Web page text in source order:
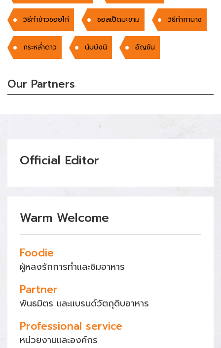
วิธีทำข้าวซอยไก่ ซอสเป็ดมะขาม วิธีทำกานาช
กระหล่ำดาว นัมบังนิ อัญชัน
Our Partners
Official Editor
Warm Welcome
Foodie
ผู้หลงรักการทำและชิมอาหาร
Partner
พันธมิตร และแบรนด์วัตถุดิบอาหาร
Professional service
หน่วยงานและองค์กร